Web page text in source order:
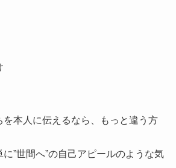
本人に伝えるなら、もっと違う方
”世間へ”の自己アピールのような気